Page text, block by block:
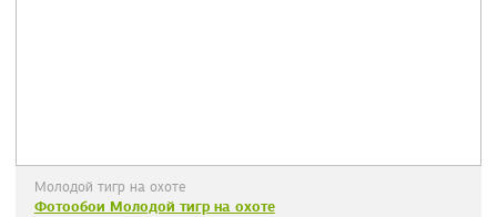
Молодой тигр на охоте
Фотообои Молодой тигр на охоте